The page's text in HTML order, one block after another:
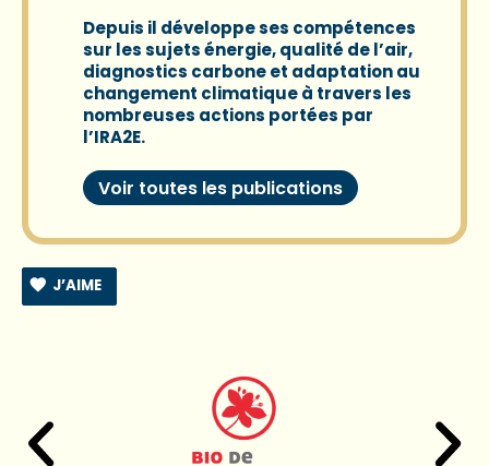
Depuis il développe ses compétences
sur les sujets énergie, qualité de l’air,
diagnostics carbone et adaptation au
changement climatique à travers les
nombreuses actions portées par
l’IRA2E.
Voir toutes les publications
J’AIME